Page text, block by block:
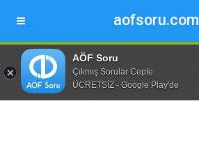
aofsoru.com
AÖF Soru
Çıkmış Sorular Cepte
ÜCRETSİZ - Google Play'de